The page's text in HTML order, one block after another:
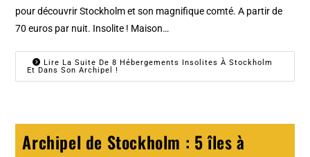
pour découvrir Stockholm et son magnifique comté. A partir de
70 euros par nuit. Insolite ! Maison…
Lire La Suite De 8 Hébergements Insolites À Stockholm
Et Dans Son Archipel !
Archipel de Stockholm : 5 îles à